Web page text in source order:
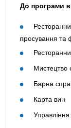
До програми
просування та
Мистецтво
Барна
Карта вин